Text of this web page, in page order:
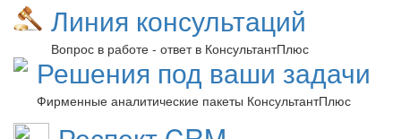
Линия консультаций
Вопрос в работе - ответ в КонсультантПлюс
Решения под ваши задачи
Фирменные аналитические пакеты КонсультантПлюс